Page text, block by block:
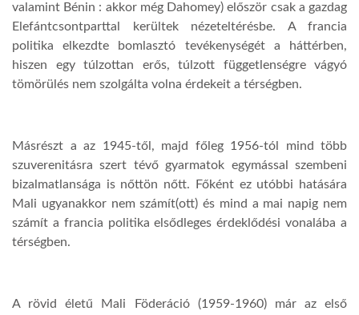
valamint Bénin : akkor még Dahomey) először csak a gazdag
Elefántcsontparttal kerültek nézeteltérésbe. A francia
politika elkezdte bomlasztó tevékenységét a háttérben,
hiszen egy túlzottan erős, túlzott függetlenségre vágyó
tömörülés nem szolgálta volna érdekeit a térségben.
Másrészt a az 1945-től, majd főleg 1956-tól mind több
szuverenitásra szert tévő gyarmatok egymással szembeni
bizalmatlansága is nőttön nőtt. Főként ez utóbbi hatására
Mali ugyanakkor nem számít(ott) és mind a mai napig nem
számít a francia politika elsődleges érdeklődési vonalába a
térségben.
A rövid életű Mali Föderáció (1959-1960) már az első